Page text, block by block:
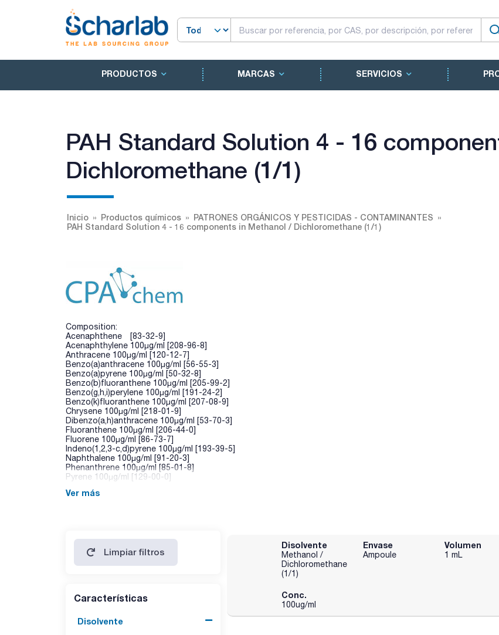
PRODUCTOS MARCAS SERVICIOS
PAH Standard Solution 4 - 16
Dichloromethane (1/1)
Inicio Productos químicos
PATRONES ORGÁNICOS Y PESTICIDAS - CONTAMINANTES
PAH Standard Solution 4 - 16 components in Methanol / Dichloromethane (1/1)
Composition:
Acenaphthene [83-32-9]
Acenaphthylene 100µg/ml [208-96-8]
Anthracene 100µg/ml [120-12-7]
Benzo(a)anthracene 100µg/ml [56-55-3]
Benzo(a)pyrene 100µg/ml [50-32-8]
Benzo(b)fluoranthene 100µg/ml [205-99-2]
Benzo(g,h,i)perylene 100µg/ml [191-24-2]
Benzo(k)fluoranthene 100µg/ml [207-08-9]
Chrysene 100µg/ml [218-01-9]
Dibenzo(a,h)anthracene 100µg/ml [53-70-3]
Fluoranthene 100µg/ml [206-44-0]
Fluorene 100µg/ml [86-73-7]
Indeno(1,2,3-c,d)pyrene 100µg/ml [193-39-5]
Naphthalene 100µg/ml [91-20-3]
Phenanthrene 100µg/ml [85-01-8]
Pyrene 100µg/ml [129-00-0]
Ver más
Limpiar filtros
Características
Disolvente
Disolvente
Methanol /
Dichloromethane
(1/1)
Envase
Ampoule
Volumen
1 mL
Conc.
100ug/ml